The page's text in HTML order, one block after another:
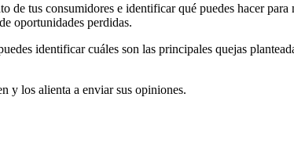
tus consumidores e identificar qué puedes hacer
oportunidades perdidas.
identificar cuáles son las principales quejas
y los alienta a enviar sus opiniones.